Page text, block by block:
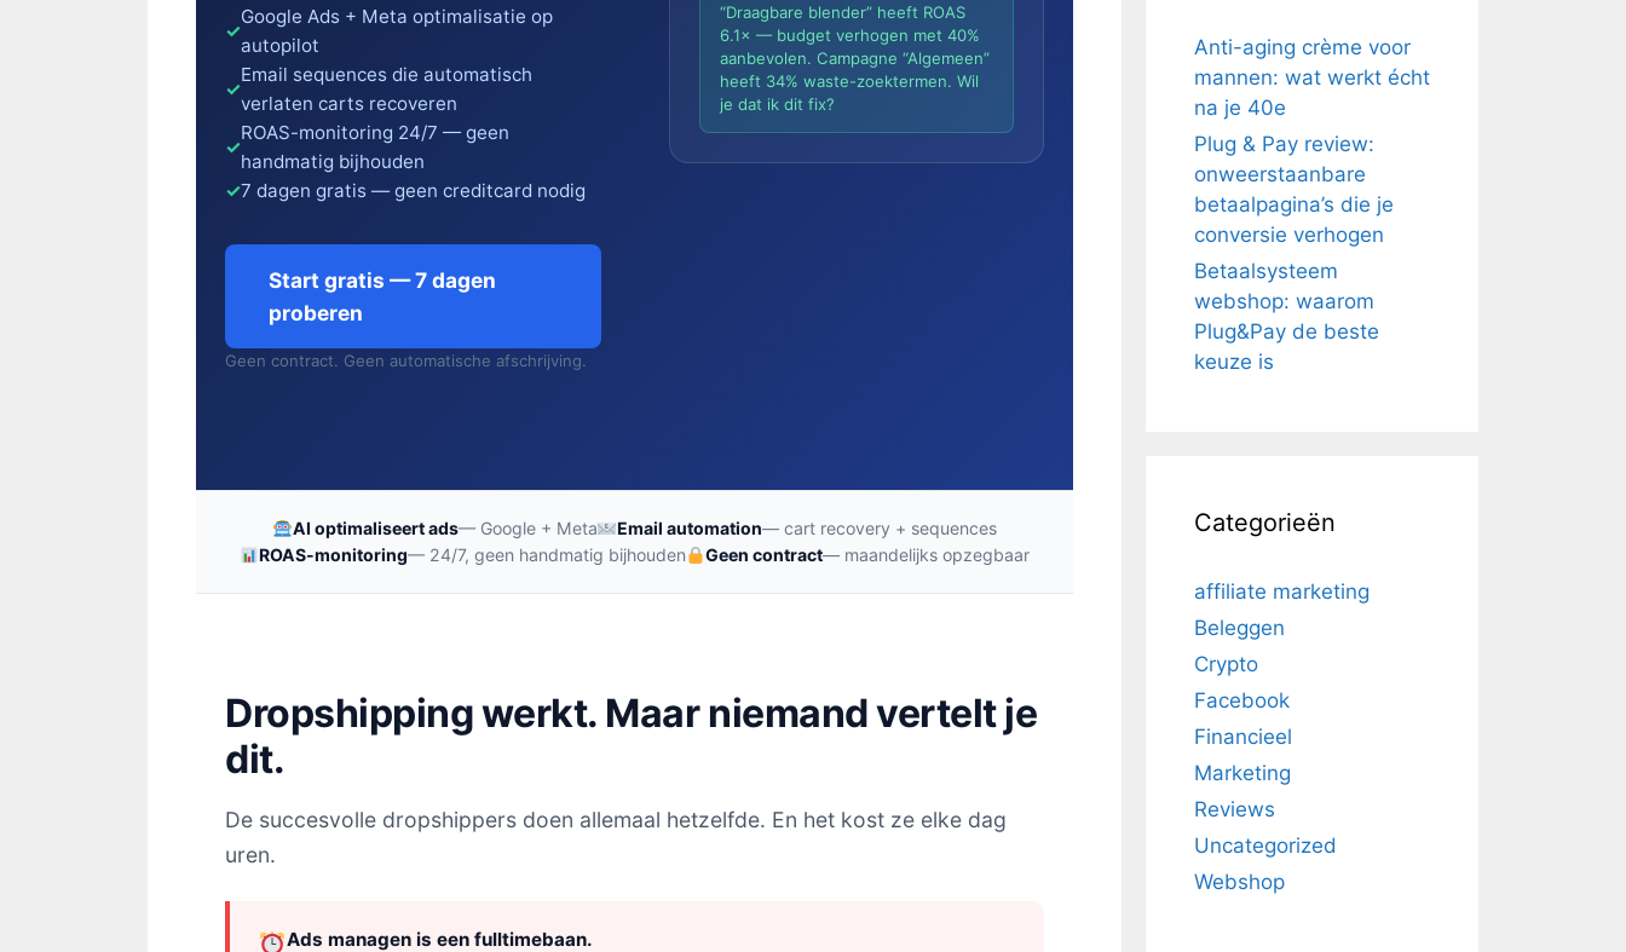
Google Ads + Meta optimalisatie op
autopilot
Email sequences die automatisch
verlaten carts recoveren
ROAS-monitoring 24/7 — geen
handmatig bijhouden
7 dagen gratis — geen creditcard nodig
Start gratis — 7 dagen
proberen
Geen contract. Geen automatische afschrijving.
“Draagbare blender” heeft ROAS
6.1× — budget verhogen met 40%
aanbevolen. Campagne “Algemeen”
heeft 34% waste-zoektermen. Wil
je dat ik dit fix?
AI optimaliseert ads— Google + Meta Email automation— cart recovery + sequences
ROAS-monitoring— 24/7, geen handmatig bijhouden Geen contract— maandelijks opzegbaar
Dropshipping werkt. Maar niemand vertelt je
dit.
De succesvolle dropshippers doen allemaal hetzelfde. En het kost ze elke dag
uren.
Ads managen is een fulltimebaan.
Anti-aging crème voor
mannen: wat werkt écht
na je 40e
Plug & Pay review:
onweerstaanbare
betaalpagina’s die je
conversie verhogen
Betaalsysteem
webshop: waarom
Plug&Pay de beste
keuze is
Categorieën
affiliate marketing
Beleggen
Crypto
Facebook
Financieel
Marketing
Reviews
Uncategorized
Webshop